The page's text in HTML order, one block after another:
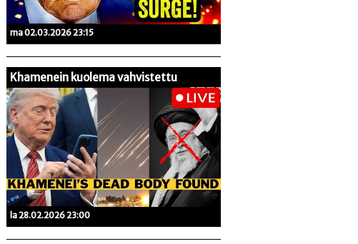
ma 02.03.2026 23:15
Khamenein kuolema vahvistettu
la 28.02.2026 23:00